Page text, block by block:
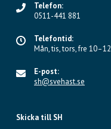
Telefon:
0511-441 881
Telefontid:
Mån, tis, tors, fre 10–12
E-post:
sh@svehast.se
Skicka till SH